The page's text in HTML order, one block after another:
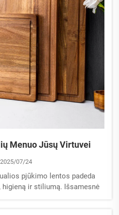
Menuo Jūsų Virtuvei
2025/07/24
pjūkimo lentos padeda
ir stiliumą. Išsamesnė